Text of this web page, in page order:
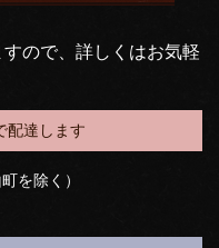
ので、詳しくはお気軽
配達します
を除く）